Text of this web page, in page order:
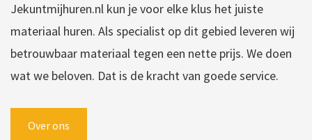
Jekuntmijhuren.nl kun je voor elke klus het juiste
materiaal huren. Als specialist op dit gebied leveren wij
betrouwbaar materiaal tegen een nette prijs. We doen
wat we beloven. Dat is de kracht van goede service.
Over ons